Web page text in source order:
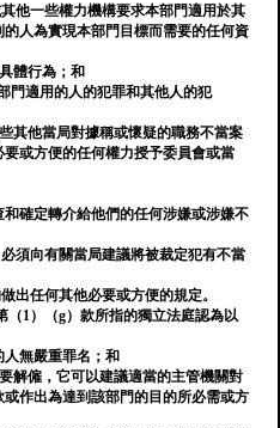
他一些權力機構要求本部門適用於其
人為實現本部門目標而需要的任何資
體行為；和
門適用的人的犯罪和其他人的犯
其他當局對據稱或懷疑的職務不當案
或方便的任何權力授予委員會或當
確定轉介給他們的任何涉嫌或涉嫌不
須向有關當局建議將被裁定犯有不當
出任何其他必要或方便的規定。
（1）（g）款所指的獨立法庭認為以
無嚴重罪名；和
解僱，它可以建議適當的主管機關對
作出為達到該部門的目的所必需或方